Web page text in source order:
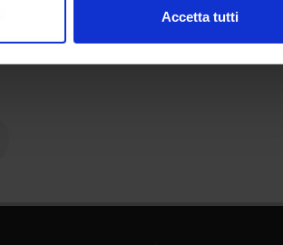
Accetta tutti